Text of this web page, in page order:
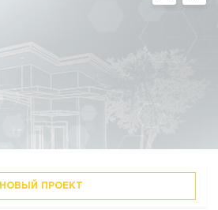
НОВЫЙ ПРОЕКТ